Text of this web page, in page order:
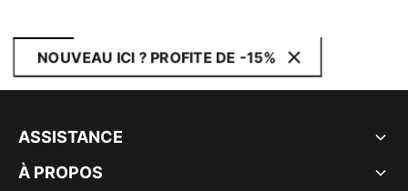
NOUVEAU ICI ? PROFITE DE -15%
ASSISTANCE
À PROPOS